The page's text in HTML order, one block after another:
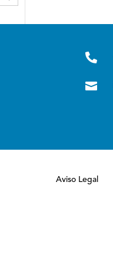


Aviso Legal